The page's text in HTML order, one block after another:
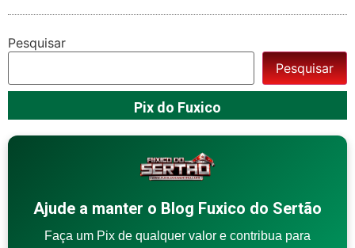
Pesquisar
Pesquisar
Pix do Fuxico
Ajude a manter o Blog Fuxico do Sertão
Faça um Pix de qualquer valor e contribua para